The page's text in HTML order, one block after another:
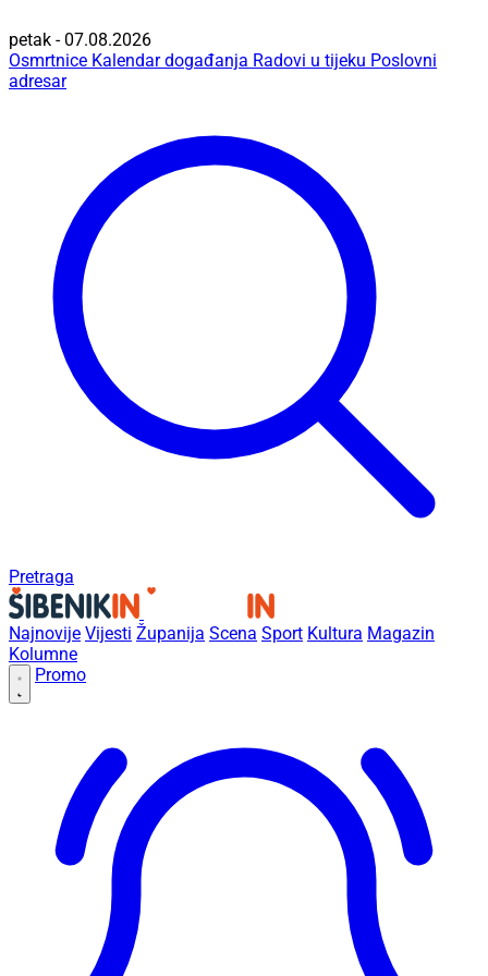
petak - 07.08.2026
Osmrtnice Kalendar događanja Radovi u tijeku Poslovni
adresar
Pretraga
Najnovije Vijesti Županija Scena Sport Kultura Magazin
Kolumne
Promo